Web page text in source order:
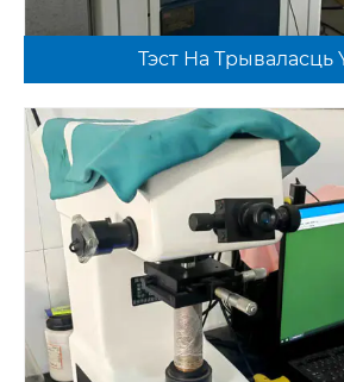
Тэст На Трываласць